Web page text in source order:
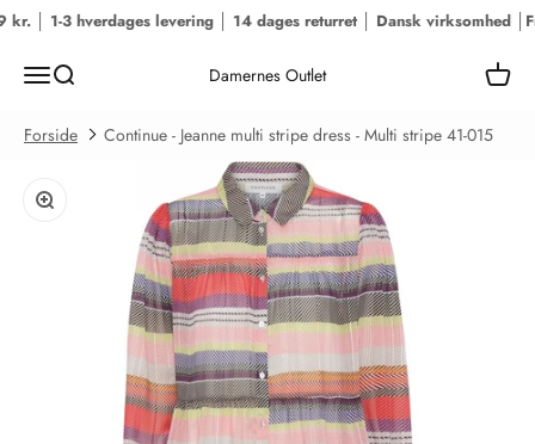
Spring til indhold
│ 1-3 hverdages levering │ 14 dages returret │ Dansk virksomhed │Fri
MenuSøg Damernes Outlet Kurv
Forside Continue - Jeanne multi stripe dress - Multi stripe 41-015
Zoom